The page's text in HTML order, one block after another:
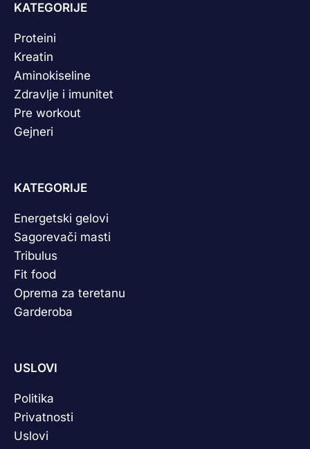
KATEGORIJE
Proteini
Kreatin
Aminokiseline
Zdravlje i imunitet
Pre workout
Gejneri
KATEGORIJE
Energetski gelovi
Sagorevači masti
Tribulus
Fit food
Oprema za teretanu
Garderoba
USLOVI
Politika
Privatnosti
Uslovi